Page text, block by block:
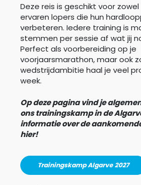
Deze reis is geschikt voor
ervaren lopers die hun
verbeteren. Iedere training is
stemmen per sessie af wat jij
Perfect als voorbereiding op je
voorjaarsmarathon, maar ook
wedstrijdambitie haal je veel
week.
Op deze pagina vind je
ons trainingskamp in de
informatie over de
hier!
Trainingskamp Algarve 2027